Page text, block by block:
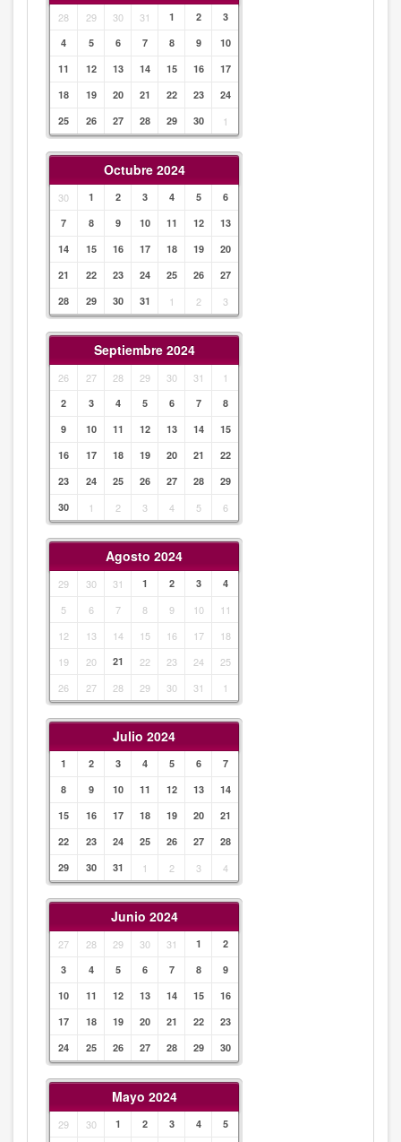
28 29 30 31 1 2
3
4
5 6 7 8 9
10
11
12 13 14 15 16
17
18
19 20 21 22 23
24
25
26 27 28 29 30 1
Octubre 2024
30 1 2 3 4 5
6
7
8 9 10 11 12
13
14
15 16 17 18 19
20
21
22 23 24 25 26
27
28
29 30 31 1 2 3
Septiembre 2024
26 27 28 29 30 31 1
2 3 4 5 6 7
8
9
10 11 12 13 14
15
16
17 18 19 20 21
22
23
24 25 26 27 28
29
30
1 2 3 4 5 6
Agosto 2024
29 30 31 1 2 3 4
5 6 7 8 9 10
11
12
13 14 15 16 17
18
19
20 21 22 23 24
25
26
27 28 29 30 31 1
Julio 2024
1 2 3 4 5 6
7
8
9 10 11 12 13
14
15
16 17 18 19 20
21
22
23 24 25 26 27
28
29
30 31 1 2 3 4
Junio 2024
27 28 29 30 31 1
2
3
4 5 6 7 8
9
10
11 12 13 14 15
16
17
18 19 20 21 22
23
24
25 26 27 28 29 30
Mayo 2024
29 30 1 2 3 4
5